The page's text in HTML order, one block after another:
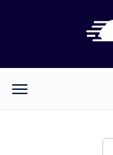
Categories